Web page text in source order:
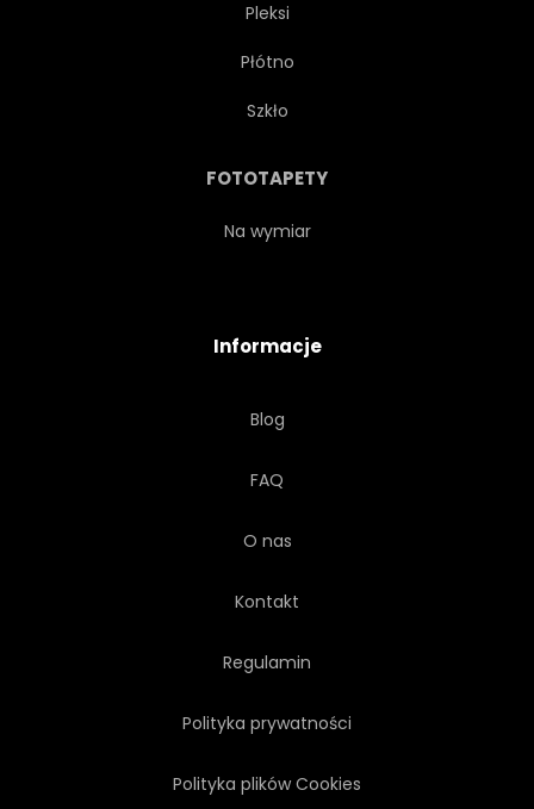
Pleksi
Płótno
Szkło
FOTOTAPETY
Na wymiar
Informacje
Blog
FAQ
O nas
Kontakt
Regulamin
Polityka prywatności
Polityka plików Cookies